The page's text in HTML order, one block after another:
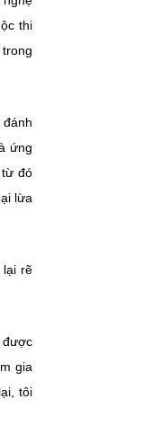
thi
ứng
từ đó
lừa
lại rẽ
được
gia
tôi